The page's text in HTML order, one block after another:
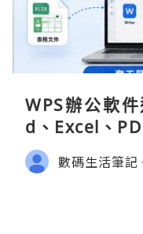
WPS辦公軟
d、Excel、
數碼生活筆記